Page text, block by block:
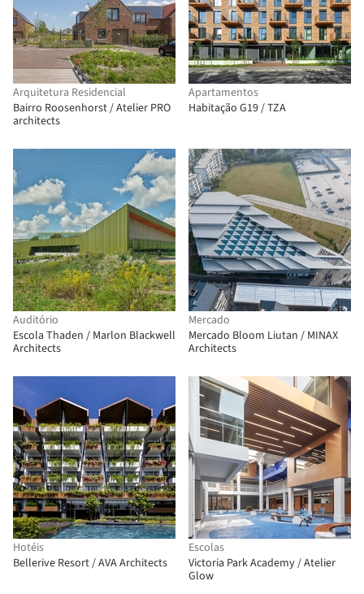
Arquitetura Residencial
Bairro Roosenhorst / Atelier PRO
architects
Apartamentos
Habitação G19 / TZA
Auditório
Escola Thaden / Marlon Blackwell
Architects
Mercado
Mercado Bloom Liutan / MINAX
Architects
Hotéis
Bellerive Resort / AVA Architects
Escolas
Victoria Park Academy / Atelier
Glow